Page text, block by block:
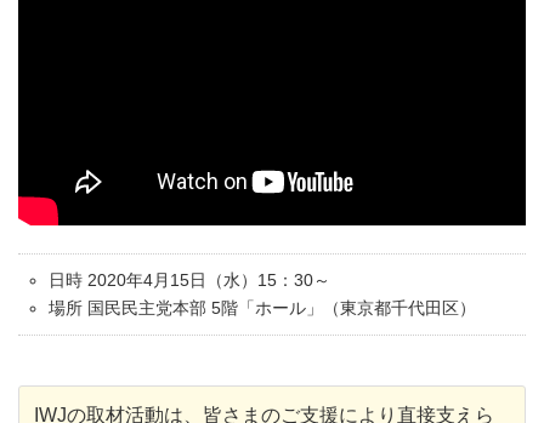
日時 2020年4月15日（水）15：30～
場所 国民民主党本部 5階「ホール」（東京都千代田区）
IWJの取材活動は、皆さまのご支援により直接支えら